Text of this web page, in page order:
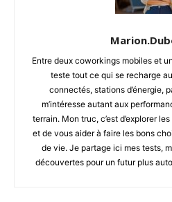
Entre deux coworkings mobiles et
teste tout ce qui se recharge
connectés, stations d’énergie,
m’intéresse autant aux
terrain. Mon truc, c’est d’explorer
et de vous aider à faire les bons
de vie. Je partage ici mes tests,
découvertes pour un futur plus